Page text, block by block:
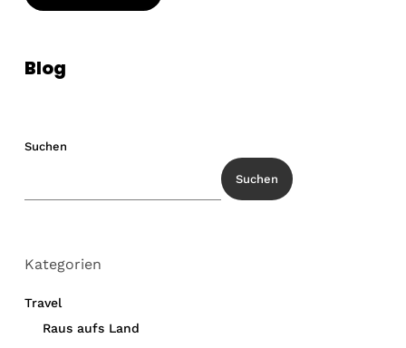
Blog
Suchen
Suchen
Kategorien
Travel
Raus aufs Land